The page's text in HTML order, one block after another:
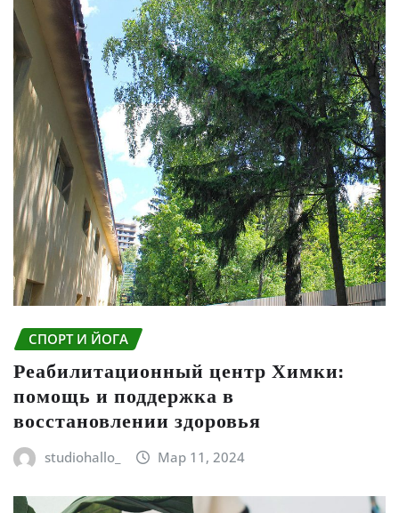
СПОРТ И ЙОГА
Реабилитационный центр Химки:
помощь и поддержка в
восстановлении здоровья
studiohallo_ Мар 11, 2024